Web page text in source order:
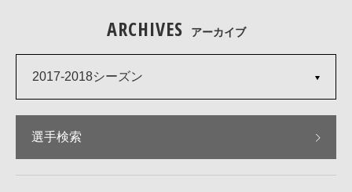
ARCHIVES アーカイブ
2017-2018シーズン
選手検索